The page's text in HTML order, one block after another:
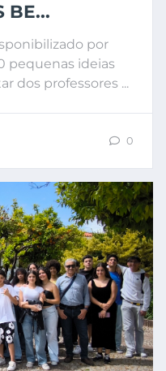
BE...
por
pequenas ideias
dos professores ...
0